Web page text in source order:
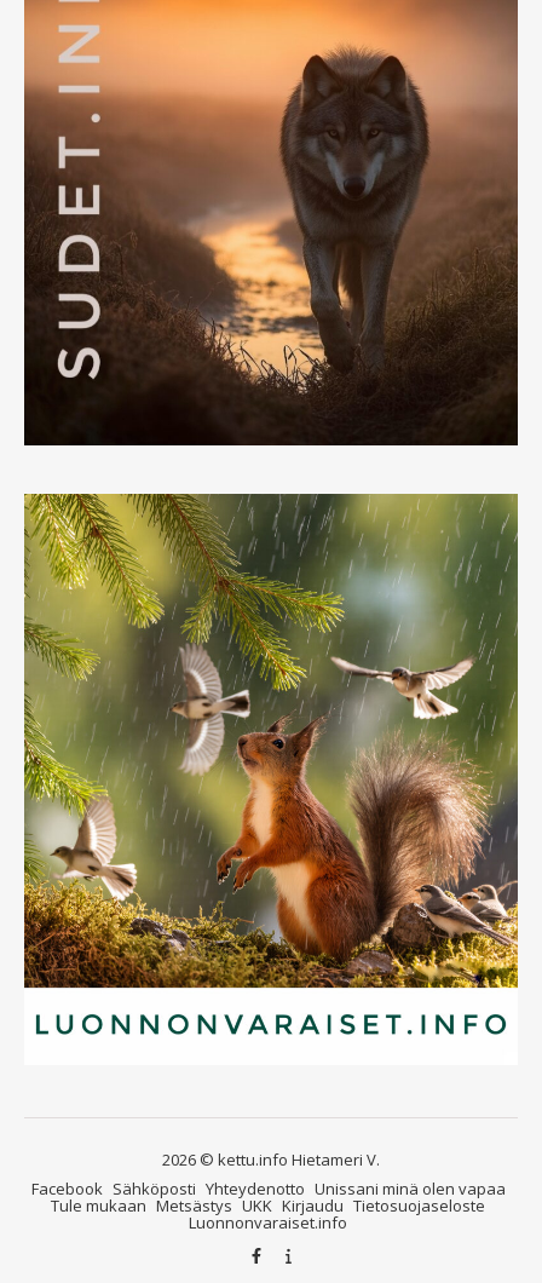
2026 © kettu.info Hietameri V.
Facebook Sähköposti Yhteydenotto Unissani minä olen vapaa
Tule mukaan Metsästys UKK Kirjaudu Tietosuojaseloste
Luonnonvaraiset.info